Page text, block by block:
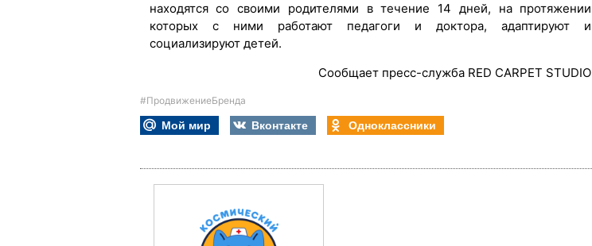
находятся со своими родителями в течение 14 дней, на протяжении
которых с ними работают педагоги и доктора, адаптируют и
социализируют детей.
Сообщает пресс-служба RED CARPET STUDIO
#ПродвижениеБренда
Мой мир Вконтакте Одноклассники